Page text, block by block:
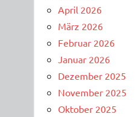
April 2026
März 2026
Februar 2026
Januar 2026
Dezember 2025
November 2025
Oktober 2025